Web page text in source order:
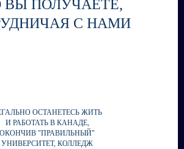
ВЫ ПОЛУЧАЕТЕ,
С НАМИ
ОСТАНЕТЕСЬ ЖИТЬ
И РАБОТАТЬ В КАНАДЕ,
ОКОНЧИВ "ПРАВИЛЬНЫЙ"
УНИВЕРСИТЕТ, КОЛЛЕДЖ